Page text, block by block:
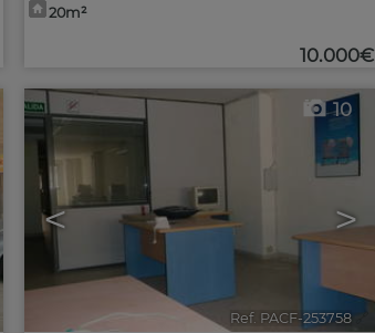
20m²
10.000€
< >
10
Ref. PACF-253758